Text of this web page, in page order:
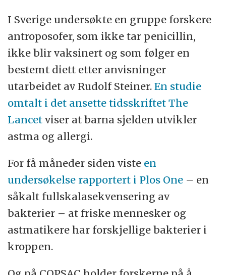
I Sverige undersøkte en gruppe forskere
antroposofer, som ikke tar penicillin,
ikke blir vaksinert og som følger en
bestemt diett etter anvisninger
utarbeidet av Rudolf Steiner.En studie
omtalt i det ansette tidsskriftet The
Lancet viser at barna sjelden utvikler
astma og allergi.
For få måneder siden viste en
undersøkelse rapportert i Plos One – en
såkalt fullskalasekvensering av
bakterier – at friske mennesker og
astmatikere har forskjellige bakterier i
kroppen.